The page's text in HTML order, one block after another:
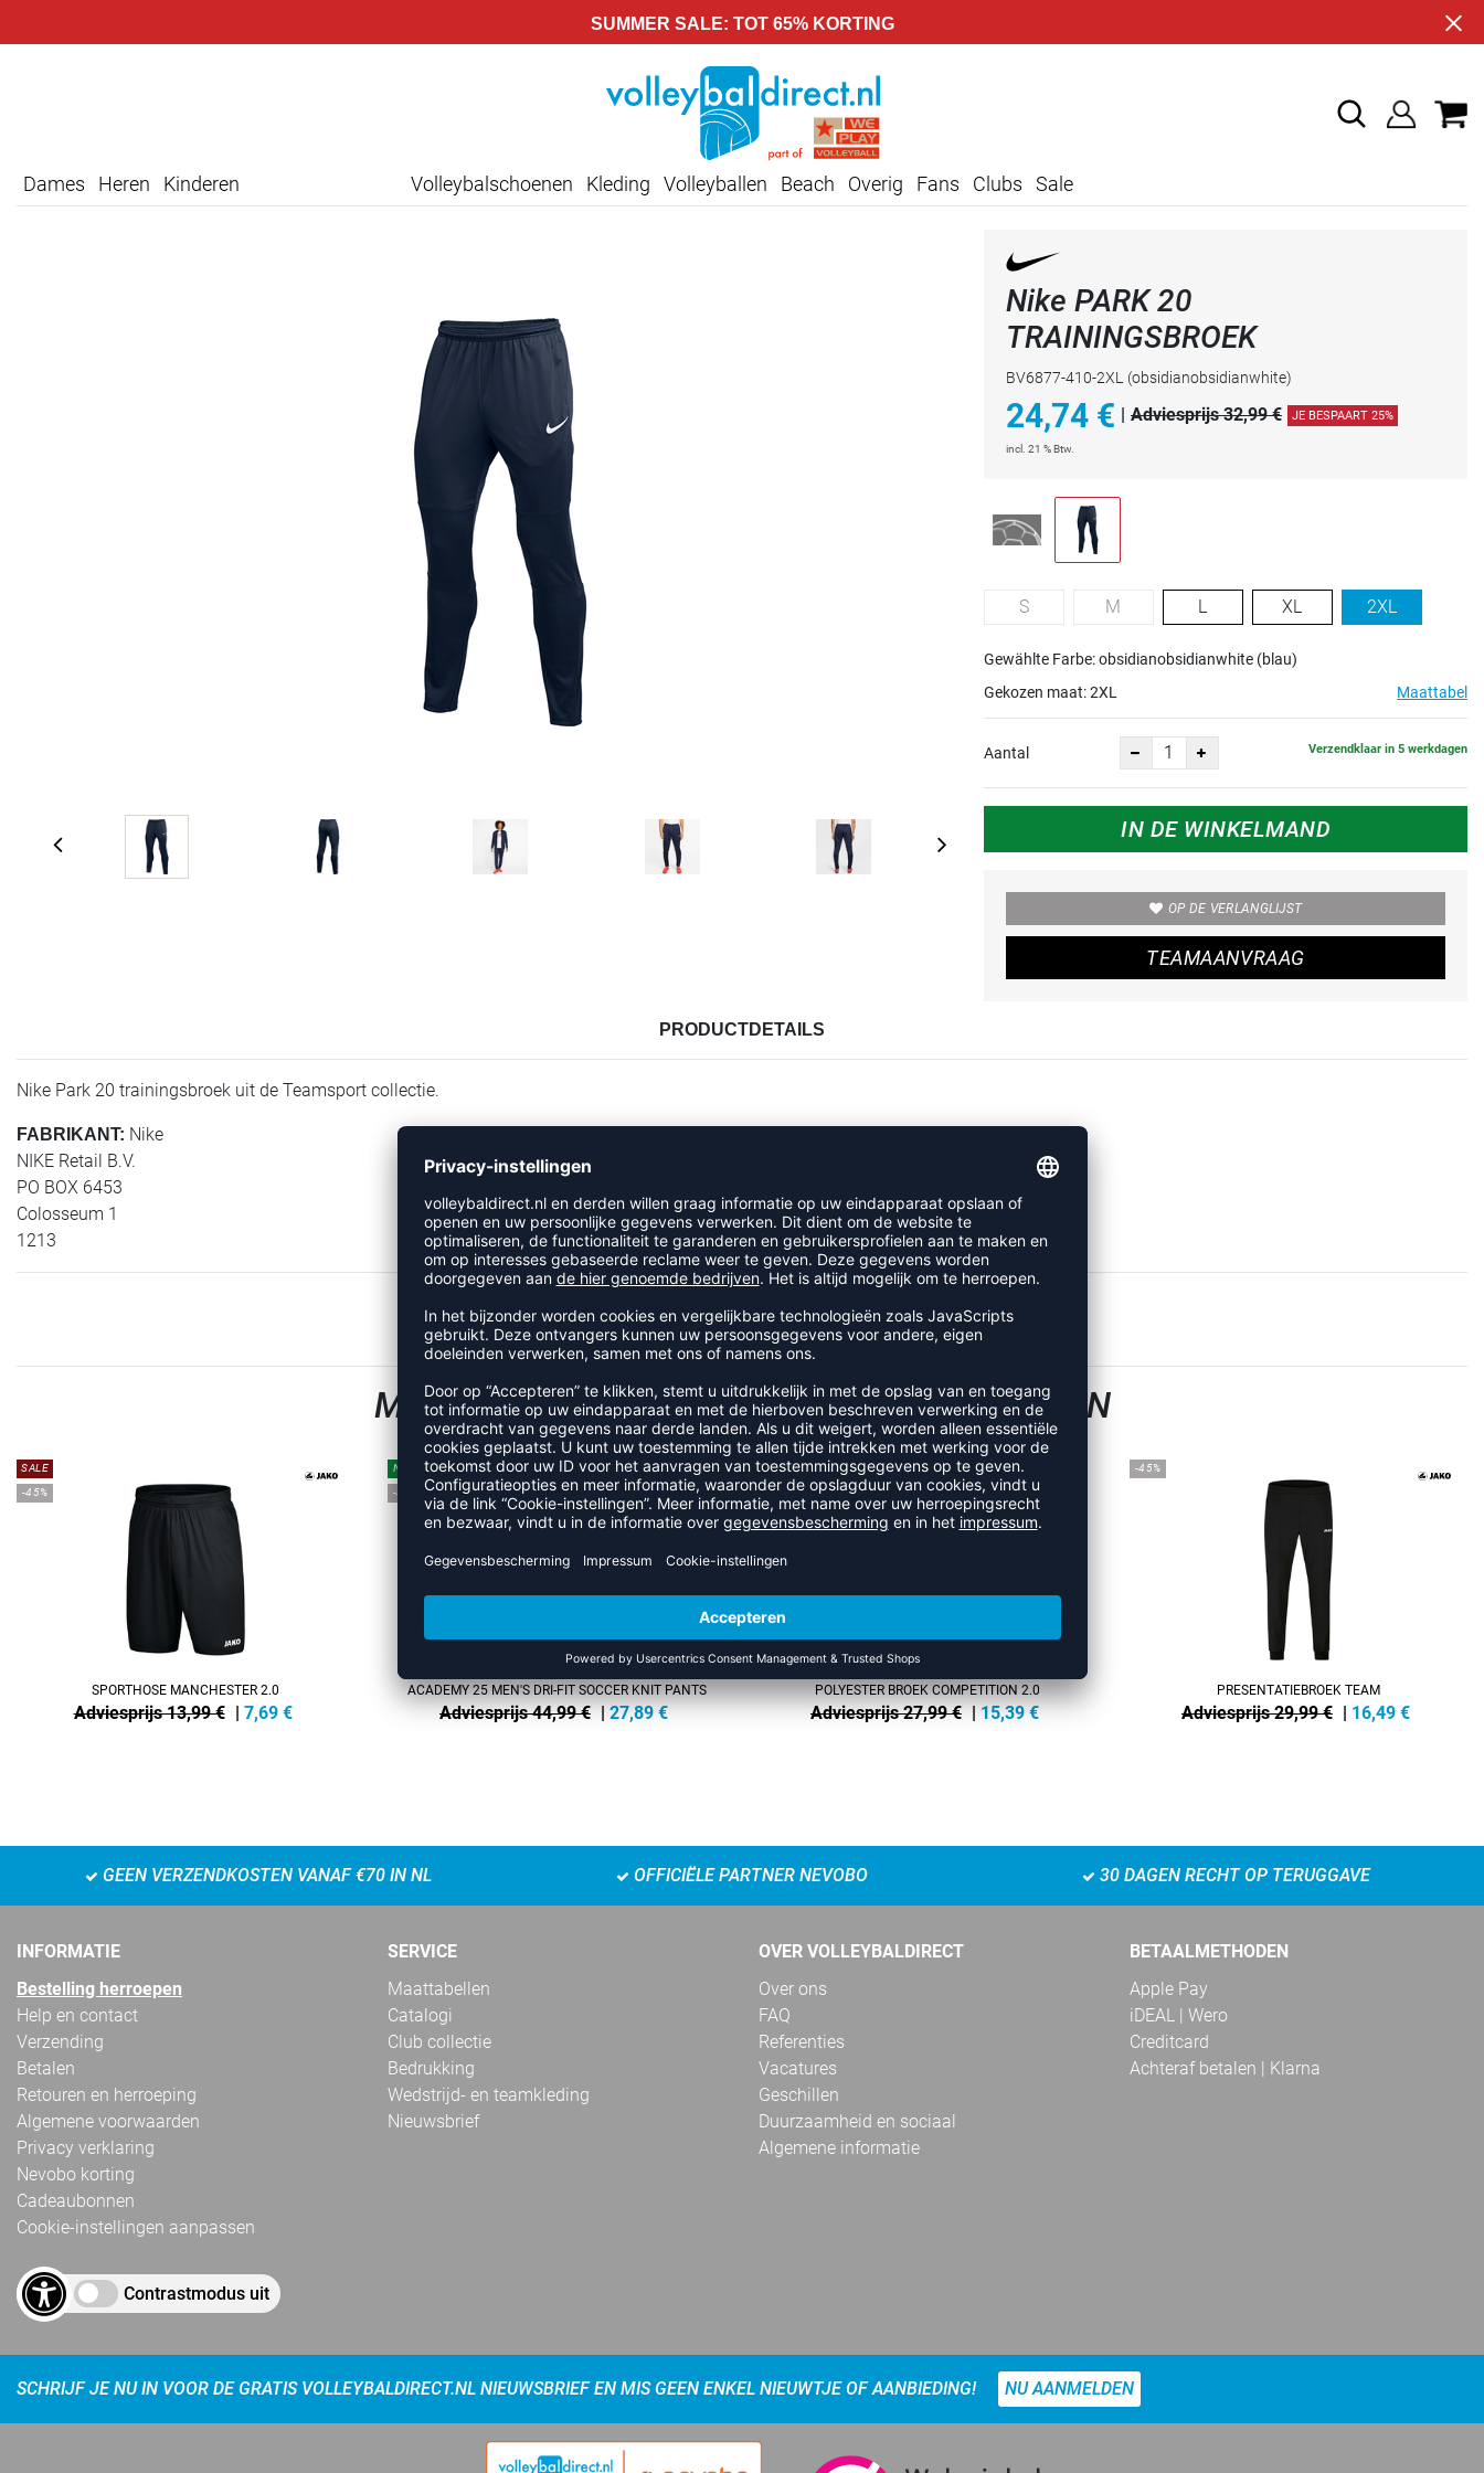
SUMMER SALE: TOT 65% KORTING
Dames Heren Kinderen Volleybalschoenen Kleding Volleyballen Beach Overig Fans Clubs Sale
Nike PARK 20
TRAININGSBROEK
BV6877-410-2XL (obsidianobsidianwhite)
24,74 € Adviesprijs 32,99 € JE BESPAART 25%
incl. 21 % Btw.
S M L XL 2XL
Gewählte Farbe: obsidianobsidianwhite (blau)
Gekozen maat:2XL Maattabel
Aantal Verzendklaar in 5 werkdagen
IN DE WINKELMAND
OP DE VERLANGLIJST
TEAMAANVRAAG
PRODUCTDETAILS
Nike Park 20 trainingsbroek uit de Teamsport collectie.
FABRIKANT: Nike
NIKE Retail B.V.
PO BOX 6453
Colosseum 1
1213
RECENT BEKEKEN
MEER UIT DE CATEGORIE TRAININGSBROEKEN
SALE
-45%
SPORTHOSE MANCHESTER 2.0
Adviesprijs 13,99 € | 7,69 €
NEW
-38%
ACADEMY 25 MEN'S DRI-FIT SOCCER KNIT PANTS
Adviesprijs 44,99 € | 27,89 €
SALE
-45%
POLYESTER BROEK COMPETITION 2.0
Adviesprijs 27,99 € | 15,39 €
-45%
PRESENTATIEBROEK TEAM
Adviesprijs 29,99 € | 16,49 €
GEEN VERZENDKOSTEN VANAF €70 IN NL OFFICIËLE PARTNER NEVOBO 30 DAGEN RECHT OP TERUGGAVE
INFORMATIE
Bestelling herroepen
Help en contact
Verzending
Betalen
Retouren en herroeping
Algemene voorwaarden
Privacy verklaring
Nevobo korting
Cadeaubonnen
Cookie-instellingen aanpassen
Contrastmodus uit
SERVICE
Maattabellen
Catalogi
Club collectie
Bedrukking
Wedstrijd- en teamkleding
Nieuwsbrief
OVER VOLLEYBALDIRECT
Over ons
FAQ
Referenties
Vacatures
Geschillen
Duurzaamheid en sociaal
Algemene informatie
BETAALMETHODEN
Apple Pay
iDEAL | Wero
Creditcard
Achteraf betalen | Klarna
SCHRIJF JE NU IN VOOR DE GRATIS VOLLEYBALDIRECT.NL NIEUWSBRIEF EN MIS GEEN ENKEL NIEUWTJE OF AANBIEDING! NU AANMELDEN